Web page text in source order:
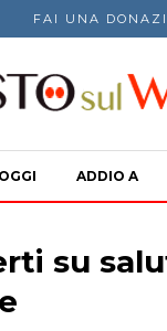
FAI UNA
ADDIO A
su